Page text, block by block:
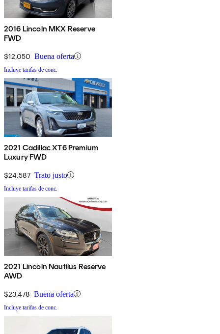
2016 Lincoln MKX Reserve
FWD
$12,050 Buena oferta
Incluye tarifas de conc.
2021 Cadillac XT6 Premium
Luxury FWD
$24,587 Trato justo
Incluye tarifas de conc.
2021 Lincoln Nautilus Reserve
AWD
$23,478 Buena oferta
Incluye tarifas de conc.